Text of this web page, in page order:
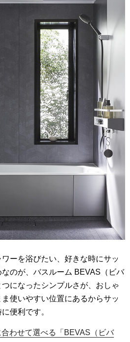
ーを浴びたい、好きな時にサッ
のが、バスルーム BEVAS（ビバ
になったシンプルさが、おしゃ
使いやすい位置にあるからサッ
便利です。
わせて選べる「BEVAS（ビバ